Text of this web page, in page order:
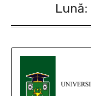
Lună: